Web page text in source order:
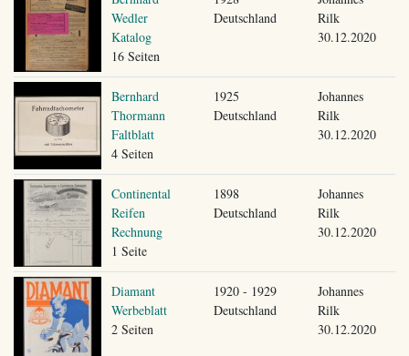
Wedler
Katalog
16 Seiten
Deutschland
Rilk
30.12.2020
Bernhard
Thormann
Faltblatt
4 Seiten
1925
Deutschland
Johannes
Rilk
30.12.2020
Continental
Reifen
Rechnung
1 Seite
1898
Deutschland
Johannes
Rilk
30.12.2020
Diamant
Werbeblatt
2 Seiten
1920 - 1929
Deutschland
Johannes
Rilk
30.12.2020